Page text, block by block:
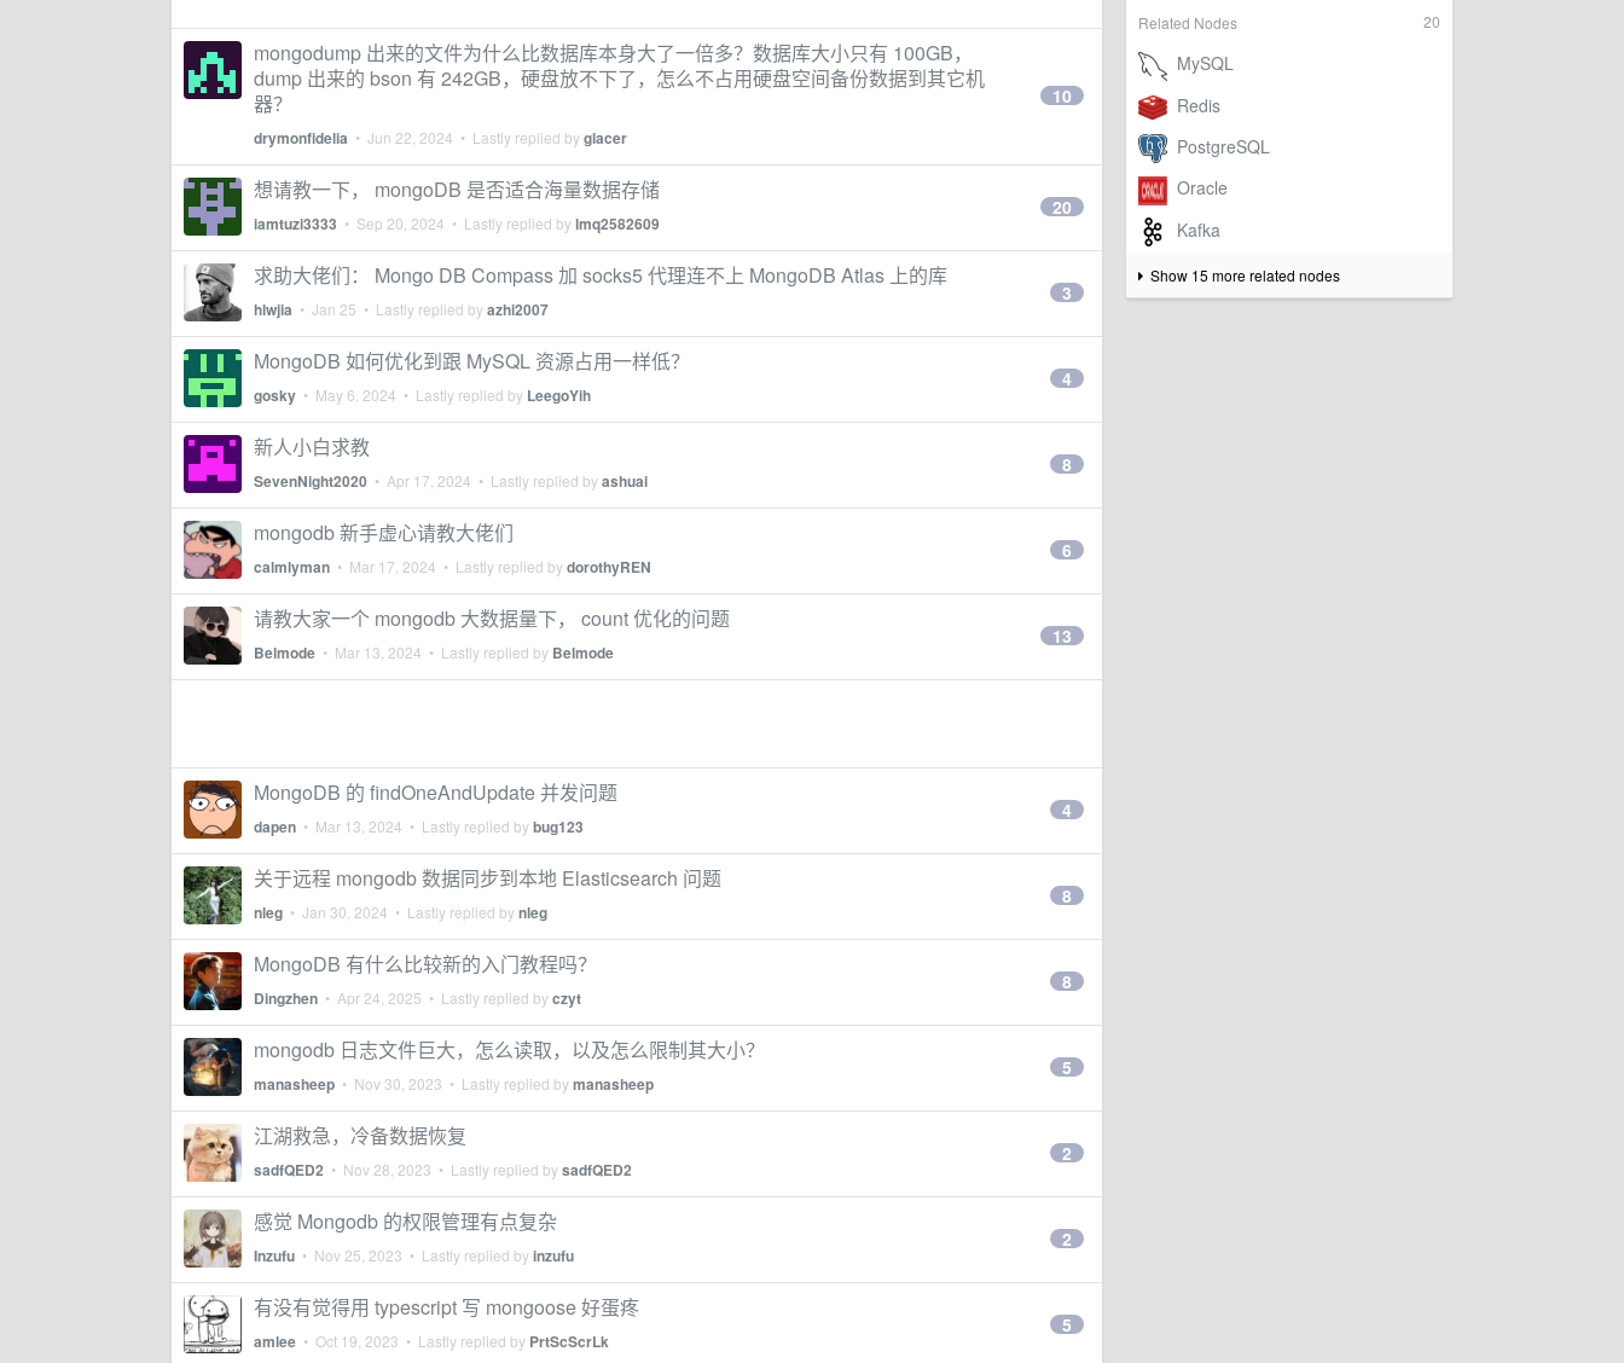
20
Related Nodes
Show 15 more related nodes
mongodump 出来的文件为什么比数据库本身大了一倍多？数据库大小只有 100GB，
dump 出来的 bson 有 242GB，硬盘放不下了，怎么不占用硬盘空间备份数据到其它机
器？
drymonfidelia • Jun 22, 2024 • Lastly replied byglacer
10
想请教一下， mongoDB 是否适合海量数据存储
iamtuzi3333 • Sep 20, 2024 • Lastly replied bylmq2582609
20
求助大佬们： Mongo DB Compass 加 socks5 代理连不上 MongoDB Atlas 上的库
hlwjia • Jan 25 • Lastly replied byazhi2007
3
MongoDB 如何优化到跟 MySQL 资源占用一样低？
gosky • May 6, 2024 • Lastly replied by LeegoYih
4
新人小白求教
SevenNight2020 • Apr 17, 2024 • Lastly replied byashuai
8
mongodb 新手虚心请教大佬们
calmlyman • Mar 17, 2024 • Lastly replied bydorothyREN
6
请教大家一个 mongodb 大数据量下， count 优化的问题
Belmode • Mar 13, 2024 • Lastly replied by Belmode
13
MongoDB 的 findOneAndUpdate 并发问题
dapen • Mar 13, 2024 • Lastly replied bybug123
4
关于远程 mongodb 数据同步到本地 Elasticsearch 问题
nleg • Jan 30, 2024 • Lastly replied bynleg
8
MongoDB 有什么比较新的入门教程吗？
Dingzhen • Apr 24, 2025 • Lastly replied byczyt
8
mongodb 日志文件巨大，怎么读取，以及怎么限制其大小？
manasheep • Nov 30, 2023 • Lastly replied bymanasheep
5
江湖救急，冷备数据恢复
sadfQED2 • Nov 28, 2023 • Lastly replied bysadfQED2
2
感觉 Mongodb 的权限管理有点复杂
Inzufu • Nov 25, 2023 • Lastly replied byinzufu
2
有没有觉得用 typescript 写 mongoose 好蛋疼
amlee • Oct 19, 2023 • Lastly replied by PrtScScrLk
5